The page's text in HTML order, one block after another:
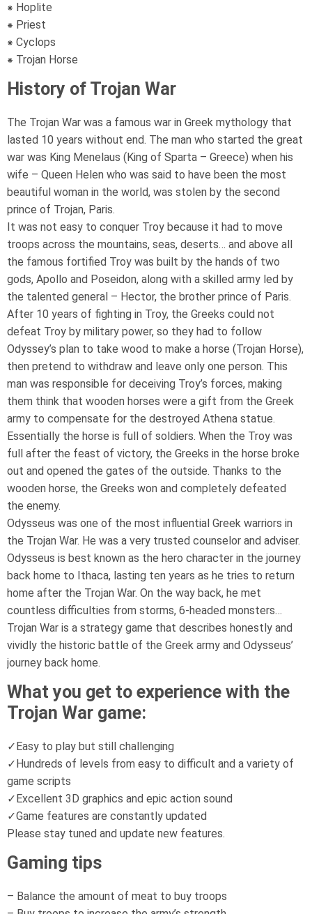
⁕ Hoplite
⁕ Priest
⁕ Cyclops
⁕ Trojan Horse
History of Trojan War
The Trojan War was a famous war in Greek mythology that
lasted 10 years without end. The man who started the great
war was King Menelaus (King of Sparta – Greece) when his
wife – Queen Helen who was said to have been the most
beautiful woman in the world, was stolen by the second
prince of Trojan, Paris.
It was not easy to conquer Troy because it had to move
troops across the mountains, seas, deserts… and above all
the famous fortified Troy was built by the hands of two
gods, Apollo and Poseidon, along with a skilled army led by
the talented general – Hector, the brother prince of Paris.
After 10 years of fighting in Troy, the Greeks could not
defeat Troy by military power, so they had to follow
Odyssey’s plan to take wood to make a horse (Trojan Horse),
then pretend to withdraw and leave only one person. This
man was responsible for deceiving Troy’s forces, making
them think that wooden horses were a gift from the Greek
army to compensate for the destroyed Athena statue.
Essentially the horse is full of soldiers. When the Troy was
full after the feast of victory, the Greeks in the horse broke
out and opened the gates of the outside. Thanks to the
wooden horse, the Greeks won and completely defeated
the enemy.
Odysseus was one of the most influential Greek warriors in
the Trojan War. He was a very trusted counselor and adviser.
Odysseus is best known as the hero character in the journey
back home to Ithaca, lasting ten years as he tries to return
home after the Trojan War. On the way back, he met
countless difficulties from storms, 6-headed monsters…
Trojan War is a strategy game that describes honestly and
vividly the historic battle of the Greek army and Odysseus’
journey back home.
What you get to experience with the
Trojan War game:
✓Easy to play but still challenging
✓Hundreds of levels from easy to difficult and a variety of
game scripts
✓Excellent 3D graphics and epic action sound
✓Game features are constantly updated
Please stay tuned and update new features.
Gaming tips
– Balance the amount of meat to buy troops